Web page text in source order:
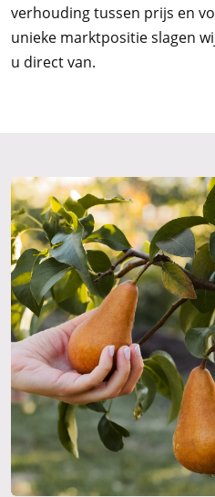
verhouding tussen prijs en
unieke marktpositie slagen
u direct van.